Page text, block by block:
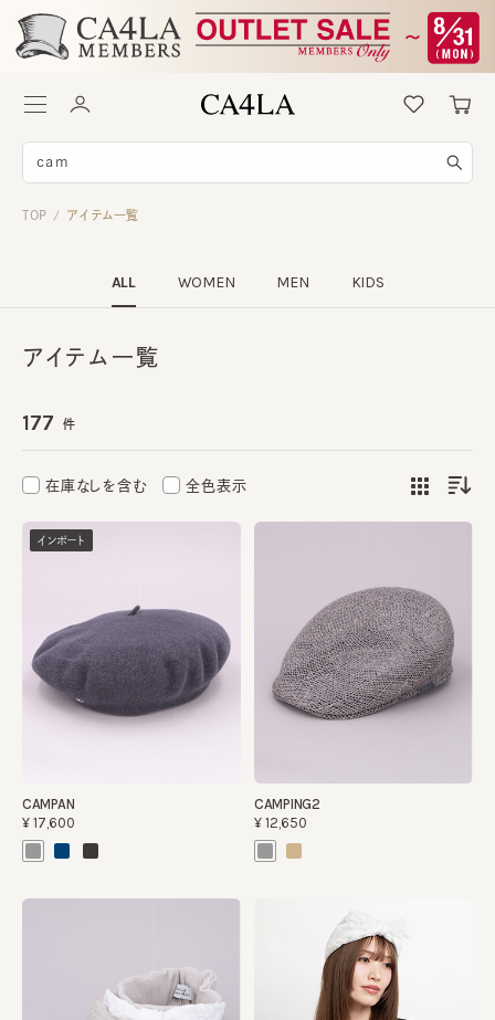
TOP / アイテム一覧
ALL WOMEN MEN KIDS
アイテム一覧
177 件
在庫なしを含む 全色表示
インポート
CAMPAN
¥17,600
CAMPING2
¥12,650